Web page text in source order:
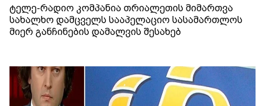
ტელე-რადიო კომპანია თრიალეთის მიმართვა
სახალხო დამცველს სააპელაციო სასამართლოს
მიერ განჩინების დამალვის შესახებ